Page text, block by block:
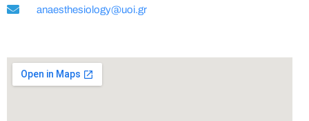
anaesthesiology@uoi.gr